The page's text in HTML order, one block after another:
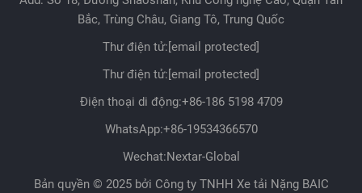
Bắc, Trùng Châu, Giang Tô, Trung Quốc
Thư điện tử:[email protected]
Thư điện tử:[email protected]
Điện thoại di động:+86-186 5198 4709
WhatsApp:+86-19534366570
Wechat:Nextar-Global
Bản quyền © 2025 bởi Công ty TNHH Xe tải Nặng BAIC